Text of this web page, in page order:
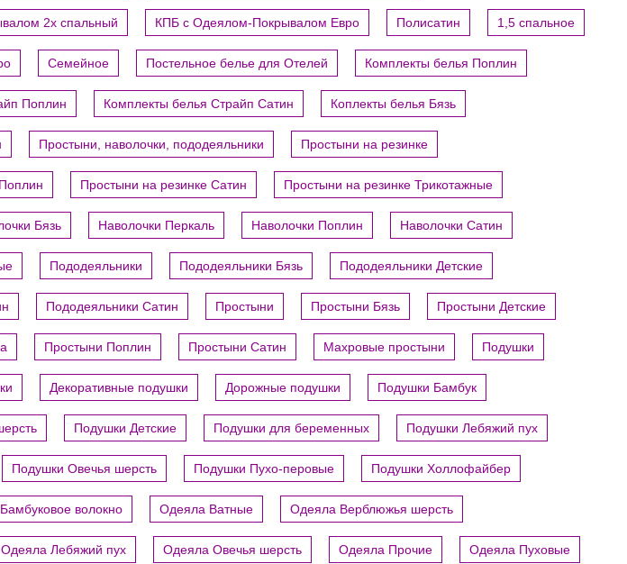
2х спальный КПБ с Одеялом-Покрывалом Евро Полисатин 1,5 спальное
Семейное Постельное белье для Отелей Комплекты белья Поплин
Поплин Комплекты белья Страйп Сатин Коплекты белья Бязь
Простыни, наволочки, пододеяльники Простыни на резинке
Простыни на резинке Сатин Простыни на резинке Трикотажные
Бязь Наволочки Перкаль Наволочки Поплин Наволочки Сатин
Пододеяльники Пододеяльники Бязь Пододеяльники Детские
Пододеяльники Сатин Простыни Простыни Бязь Простыни Детские
Простыни Поплин Простыни Сатин Махровые простыни Подушки
Декоративные подушки Дорожные подушки Подушки Бамбук
Подушки Детские Подушки для беременных Подушки Лебяжий пух
Подушки Овечья шерсть Подушки Пухо-перовые Подушки Холлофайбер
волокно Одеяла Ватные Одеяла Верблюжья шерсть
Одеяла Лебяжий пух Одеяла Овечья шерсть Одеяла Прочие Одеяла Пуховые